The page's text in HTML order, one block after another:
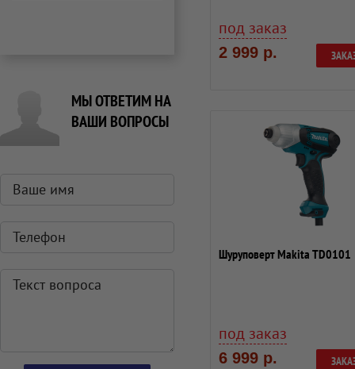
МЫ ОТВЕТИМ НА
ВАШИ ВОПРОСЫ
под заказ
2 999 р.
Шуруповерт Makita TD0101
под заказ
6 999 р.